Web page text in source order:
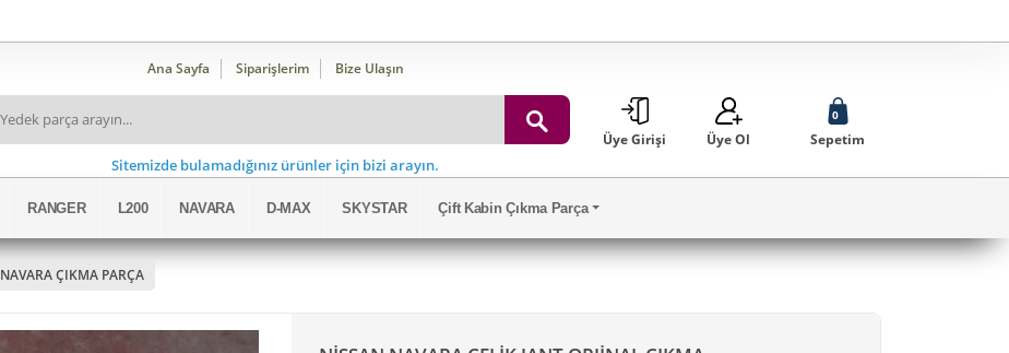
Ana Sayfa Siparişlerim Bize Ulaşın
Sitemizde bulamadığınız ürünler için bizi arayın.
Üye Girişi Üye Ol
0
Sepetim
RANGER L200 NAVARA D-MAX SKYSTAR Çift Kabin Çıkma Parça
NAVARA ÇIKMA PARÇA